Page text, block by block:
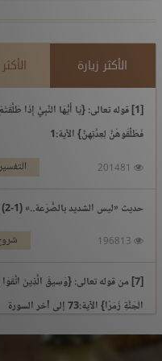
الأكثر زيارة
[1] قوله تعالى: {يَا أَيُّهَا النَّبِيُّ إِذَا
فَطَلِّقُوهُنَّ لِعِدَّتِهِنَّ} الآية:1
حديث «ليس الشديد بالصُّرَعة..» (1-2)
[7] من قوله تعالى: {وَسِيقَ الَّذِينَ
الْجَنَّةِ زُمَرًا} الآية:73 إلى آخر السورة